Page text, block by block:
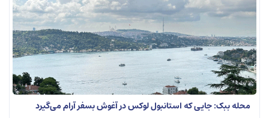
محله ببک: جایی که استانبول لوکس در آغوش بسفر آرام می‌گیرد